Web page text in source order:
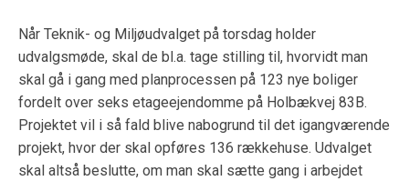
Når Teknik- og Miljøudvalget på torsdag holder
udvalgsmøde, skal de bl.a. tage stilling til, hvorvidt man
skal gå i gang med planprocessen på 123 nye boliger
fordelt over seks etageejendomme på Holbækvej 83B.
Projektet vil i så fald blive nabogrund til det igangværende
projekt, hvor der skal opføres 136 rækkehuse. Udvalget
skal altså beslutte, om man skal sætte gang i arbejdet